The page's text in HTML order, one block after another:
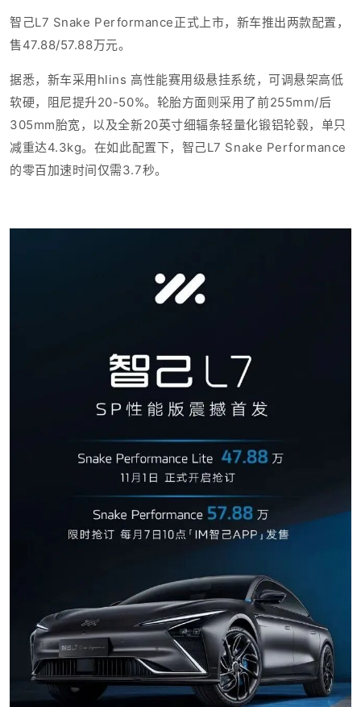
智己L7 Snake Performance正式上市，新车推出两款配置，
售47.88/57.88万元。
据悉，新车采用 hlins 高性能赛用级悬挂系统，可调悬架高低
软硬，阻尼提升20-50%。轮胎方面则采用了前255mm/后
305mm胎宽，以及全新20英寸细辐条轻量化锻铝轮毂，单只
减重达4.3kg。在如此配置下， 智己L7 Snake Performance
的零百加速时间仅需3.7秒。